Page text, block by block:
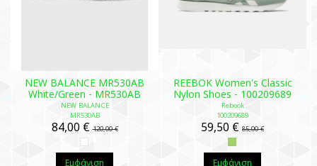
NEW BALANCE MR530AB
White/Green - MR530AB
NEW BALANCE
MR530AB
84,00 €120,00 €
Εμφάνιση
REEBOK Women's Classic
Nylon Shoes - 100209689
Rebook
100209689
59,50 € 85,00 €
Εμφάνιση